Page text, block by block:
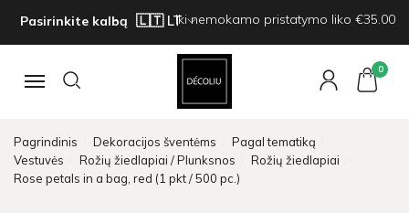
Pasirinkite kalbą Iki nemokamo pristatymo liko €35.00
Navigacija
0
Pagrindinis Dekoracijos šventėms
Pagal tematiką
Vestuvės
Rožių žiedlapiai / Plunksnos
Rožių žiedlapiai
Rose petals in a bag, red (1 pkt / 500 pc.)